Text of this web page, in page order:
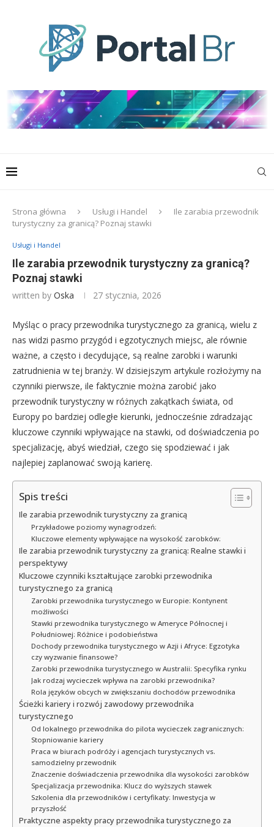
Strona główna Usługi i Handel
Ile zarabia przewodnik
turystyczny za granicą? Poznaj stawki
Usługi i Handel
Ile zarabia przewodnik turystyczny za granicą?
Poznaj stawki
written by Oska 27 stycznia, 2026
Myśląc o pracy przewodnika turystycznego za granicą, wielu z
nas widzi pasmo przygód i egzotycznych miejsc, ale równie
ważne, a często i decydujące, są realne zarobki i warunki
zatrudnienia w tej branży. W dzisiejszym artykule rozłożymy na
czynniki pierwsze, ile faktycznie można zarobić jako
przewodnik turystyczny w różnych zakątkach świata, od
Europy po bardziej odległe kierunki, jednocześnie zdradzając
kluczowe czynniki wpływające na stawki, od doświadczenia po
specjalizację, abyś wiedział, czego się spodziewać i jak
najlepiej zaplanować swoją karierę.
Spis treści
Ile zarabia przewodnik turystyczny za granicą
Przykładowe poziomy wynagrodzeń:
Kluczowe elementy wpływające na wysokość zarobków:
Ile zarabia przewodnik turystyczny za granicą: Realne stawki i
perspektywy
Kluczowe czynniki kształtujące zarobki przewodnika
turystycznego za granicą
Zarobki przewodnika turystycznego w Europie: Kontynent
możliwości
Stawki przewodnika turystycznego w Ameryce Północnej i
Południowej: Różnice i podobieństwa
Dochody przewodnika turystycznego w Azji i Afryce: Egzotyka
czy wyzwanie finansowe?
Zarobki przewodnika turystycznego w Australii: Specyfika rynku
Jak rodzaj wycieczek wpływa na zarobki przewodnika?
Rola języków obcych w zwiększaniu dochodów przewodnika
Ścieżki kariery i rozwój zawodowy przewodnika
turystycznego
Od lokalnego przewodnika do pilota wycieczek zagranicznych:
Stopniowanie kariery
Praca w biurach podróży i agencjach turystycznych vs.
samodzielny przewodnik
Znaczenie doświadczenia przewodnika dla wysokości zarobków
Specjalizacja przewodnika: Klucz do wyższych stawek
Szkolenia dla przewodników i certyfikaty: Inwestycja w
przyszłość
Praktyczne aspekty pracy przewodnika turystycznego za